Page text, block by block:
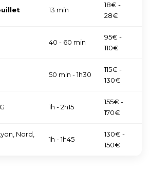
13 min
18€ -
28€
40 - 60 min
95€ -
110€
50 min - 1h30
115€ -
130€
1h - 2h15
155€ -
170€
Nord,
1h - 1h45
130€ -
150€